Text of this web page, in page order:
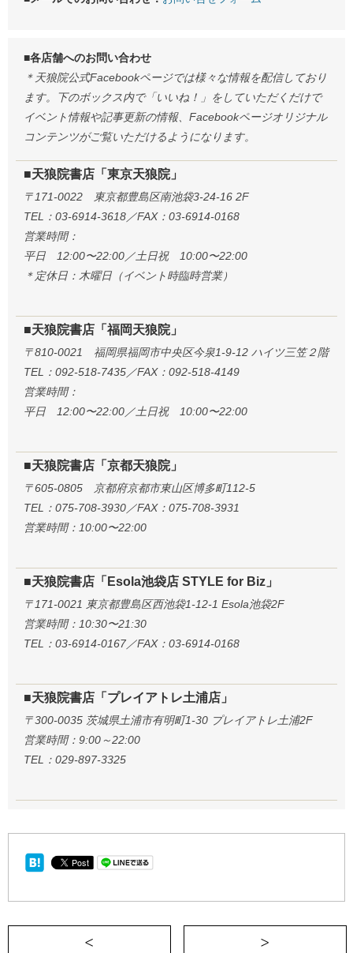
■各店舗へのお問い合わせ
＊天狼院公式Facebookページでは様々な情報を配信しており
ます。下のボックス内で「いいね！」をしていただくだけで
イベント情報や記事更新の情報、Facebookページオリジナル
コンテンツがご覧いただけるようになります。
■天狼院書店「東京天狼院」
〒171-0022 東京都豊島区南池袋3-24-16 2F
TEL：03-6914-3618／FAX：03-6914-0168
営業時間：
平日 12:00〜22:00／土日祝 10:00〜22:00
＊定休日：木曜日（イベント時臨時営業）
■天狼院書店「福岡天狼院」
〒810-0021 福岡県福岡市中央区今泉1-9-12 ハイツ三笠２階
TEL：092-518-7435／FAX：092-518-4149
営業時間：
平日 12:00〜22:00／土日祝 10:00〜22:00
■天狼院書店「京都天狼院」
〒605-0805 京都府京都市東山区博多町112-5
TEL：075-708-3930／FAX：075-708-3931
営業時間：10:00〜22:00
■天狼院書店「Esola池袋店 STYLE for Biz」
〒171-0021 東京都豊島区西池袋1-12-1 Esola池袋2F
営業時間：10:30〜21:30
TEL：03-6914-0167／FAX：03-6914-0168
■天狼院書店「プレイアトレ土浦店」
〒300-0035 茨城県土浦市有明町1-30 プレイアトレ土浦2F
営業時間：9:00～22:00
TEL：029-897-3325
＜ 「続ける力」を考える −罪悪感を勇気